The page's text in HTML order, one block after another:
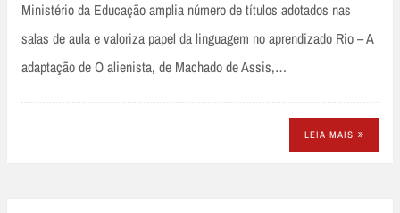
Ministério da Educação amplia número de títulos adotados nas
salas de aula e valoriza papel da linguagem no aprendizado Rio – A
adaptação de O alienista, de Machado de Assis,…
LEIA MAIS